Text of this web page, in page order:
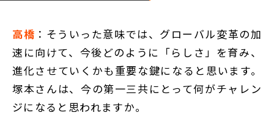
高橋 ：そういった意味では、グローバル変革の加
速に向けて、今後どのように「らしさ」を育み、
進化させていくかも重要な鍵になると思います。
塚本さんは、今の第一三共にとって何がチャレン
ジになると思われますか。